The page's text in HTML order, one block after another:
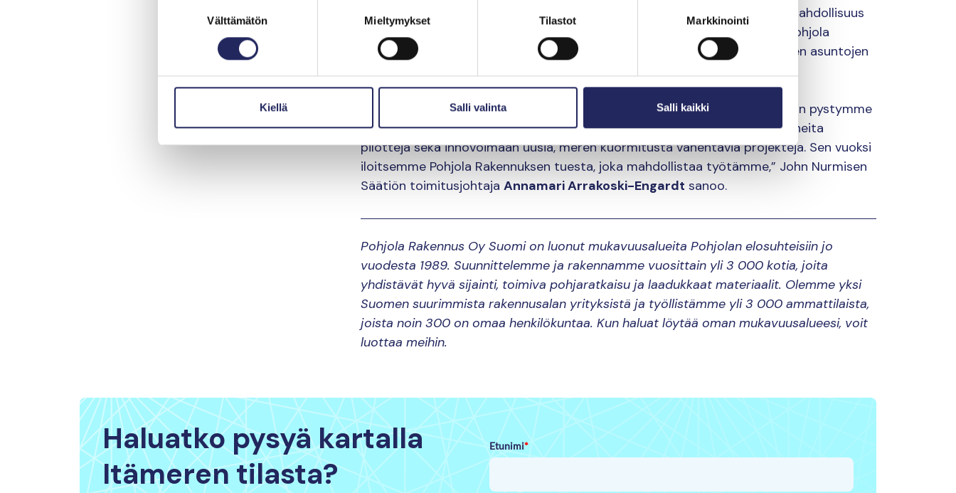
Välttämätön Mieltymykset Tilastot Markkinointi
Kiellä Salli valinta Salli kaikki
lahjoituksen, valmistuvat kesäkuun lopulla vuonna 2022. Kaiken kaikkiaan mahdollisuus
lahjoitukseen koskee hieman alle 800 tänä vuonna valmistuvaa asuntoa. Pohjola
Rakennus lahjoittaa kotien valmistuessa myös mahdollisten myymättömien asuntojen
”Pitkällä aikavälillä uskomme Itämeren tilan edelleen paranevan, kunhan vain pystymme
jatkamaan nykyisiä hankkeitamme, laajentamaan tuloksellisiksi osoittautuneita
pilotteja sekä innovoimaan uusia, meren kuormitusta vähentäviä projekteja. Sen vuoksi
iloitsemme Pohjola Rakennuksen tuesta, joka mahdollistaa työtämme,” John Nurmisen
Säätiön toimitusjohtaja Annamari Arrakoski-Engardt sanoo.
Pohjola Rakennus Oy Suomi on luonut mukavuusalueita Pohjolan elosuhteisiin jo
vuodesta 1989. Suunnittelemme ja rakennamme vuosittain yli 3 000 kotia, joita
yhdistävät hyvä sijainti, toimiva pohjaratkaisu ja laadukkaat materiaalit. Olemme yksi
Suomen suurimmista rakennusalan yrityksistä ja työllistämme yli 3 000 ammattilaista,
joista noin 300 on omaa henkilökuntaa. Kun haluat löytää oman mukavuusalueesi, voit
luottaa meihin.
Haluatko pysyä kartalla
Itämeren tilasta?
Etunimi*